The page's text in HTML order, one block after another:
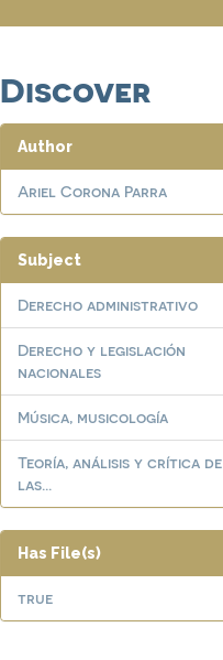
Discover
Author
Ariel Corona Parra
Subject
Derecho administrativo
Derecho y legislación
nacionales
Música, musicología
Teoría, análisis y crítica de
las...
Has File(s)
true